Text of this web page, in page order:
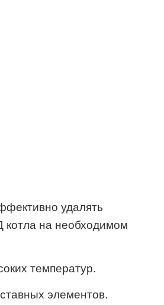
удалять
котла на необходимом
температур.
элементов.